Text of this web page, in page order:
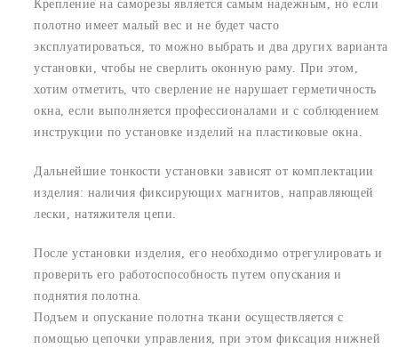
Крепление на саморезы является самым надежным, но если
полотно имеет малый вес и не будет часто
эксплуатироваться, то можно выбрать и два других варианта
установки, чтобы не сверлить оконную раму. При этом,
хотим отметить, что сверление не нарушает герметичность
окна, если выполняется профессионалами и с соблюдением
инструкции по установке изделий на пластиковые окна.
Дальнейшие тонкости установки зависят от комплектации
изделия: наличия фиксирующих магнитов, направляющей
лески, натяжителя цепи.
После установки изделия, его необходимо отрегулировать и
проверить его работоспособность путем опускания и
поднятия полотна.
Подъем и опускание полотна ткани осуществляется с
помощью цепочки управления, при этом фиксация нижней